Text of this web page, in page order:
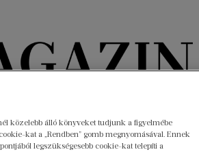
A hónap könyvei HÍREK Libri Portré
közelebb álló könyveket tudjunk a figyelmébe
kat a „Rendben” gomb megnyomásával. Ennek
legszükségesebb cookie-kat telepíti a